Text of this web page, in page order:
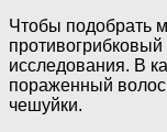
Чтобы подобрать
исследования. В
пораженный
чешуйки.